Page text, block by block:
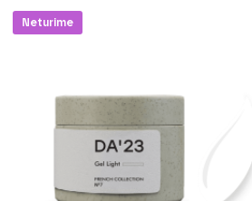
Neturime